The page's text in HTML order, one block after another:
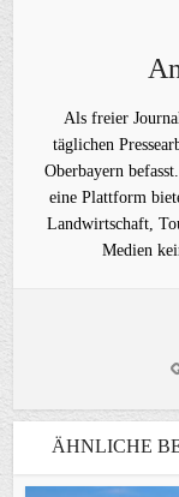
Als freier
täglichen
Oberbayern
eine Plattform
Landwirtschaft,
Medien
ÄHNLICHE